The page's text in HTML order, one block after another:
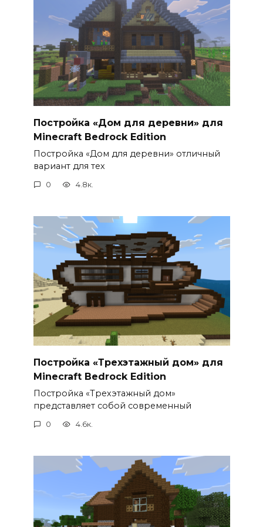
Постройка «Дом для деревни» для
Minecraft Bedrock Edition
Постройка «Дом для деревни» отличный
вариант для тех
0 4.8к.
Постройка «Трехэтажный дом» для
Minecraft Bedrock Edition
Постройка «Трехэтажный дом»
представляет собой современный
0 4.6к.